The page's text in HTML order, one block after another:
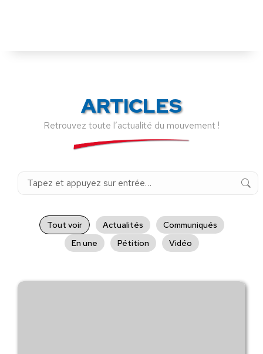
ARTICLES
Retrouvez toute l’actualité du mouvement !
Recherche
Tout voir Actualités
Communiqués
En une
Pétition Vidéo